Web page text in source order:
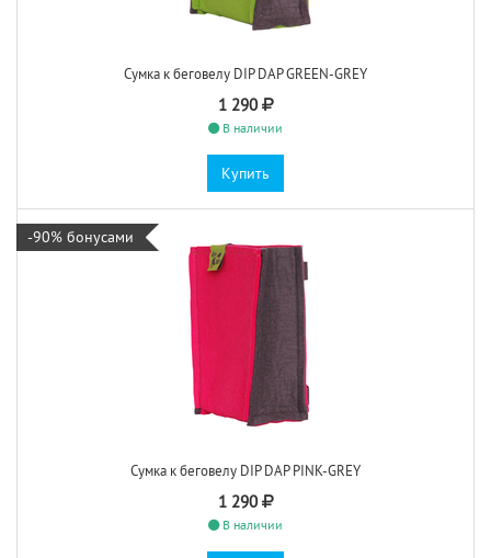
Сумка к беговелу DIP DAP GREEN-GREY
1 290
В наличии
Купить
-90% бонусами
Сумка к беговелу DIP DAP PINK-GREY
1 290
В наличии